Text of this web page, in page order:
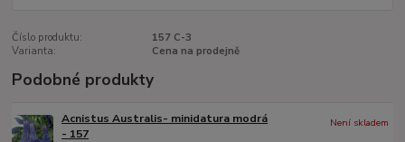
Číslo produktu:
157 C-3
Varianta:
Cena na prodejně
Podobné produkty
Acnistus Australis- minidatura modrá
- 157
Není skladem